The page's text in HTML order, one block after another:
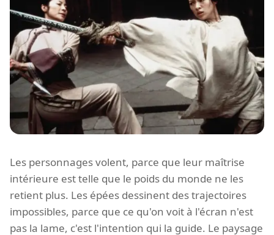
Les personnages volent, parce que leur maîtrise
intérieure est telle que le poids du monde ne les
retient plus. Les épées dessinent des trajectoires
impossibles, parce que ce qu'on voit à l'écran n'est
pas la lame, c'est l'intention qui la guide. Le paysage